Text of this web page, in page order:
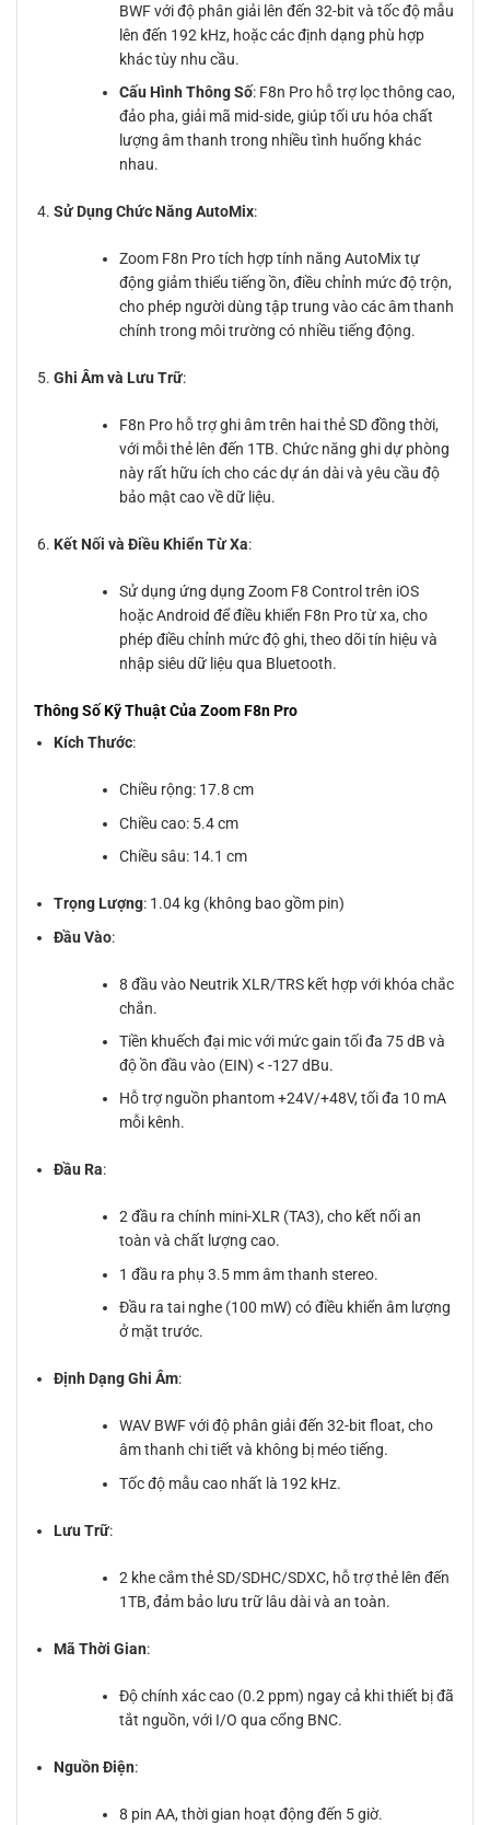
BWF với độ phân giải lên đến 32-bit và tốc độ mẫu
lên đến 192 kHz, hoặc các định dạng phù hợp
khác tùy nhu cầu.
Cấu Hình Thông Số: F8n Pro hỗ trợ lọc thông cao,
đảo pha, giải mã mid-side, giúp tối ưu hóa chất
lượng âm thanh trong nhiều tình huống khác
nhau.
Sử Dụng Chức Năng AutoMix:
Zoom F8n Pro tích hợp tính năng AutoMix tự
động giảm thiểu tiếng ồn, điều chỉnh mức độ trộn,
cho phép người dùng tập trung vào các âm thanh
chính trong môi trường có nhiều tiếng động.
Ghi Âm và Lưu Trữ:
F8n Pro hỗ trợ ghi âm trên hai thẻ SD đồng thời,
với mỗi thẻ lên đến 1TB. Chức năng ghi dự phòng
này rất hữu ích cho các dự án dài và yêu cầu độ
bảo mật cao về dữ liệu.
Kết Nối và Điều Khiển Từ Xa:
Sử dụng ứng dụng Zoom F8 Control trên iOS
hoặc Android để điều khiển F8n Pro từ xa, cho
phép điều chỉnh mức độ ghi, theo dõi tín hiệu và
nhập siêu dữ liệu qua Bluetooth.
Thông Số Kỹ Thuật Của Zoom F8n Pro
Kích Thước:
Chiều rộng: 17.8 cm
Chiều cao: 5.4 cm
Chiều sâu: 14.1 cm
Trọng Lượng: 1.04 kg (không bao gồm pin)
Đầu Vào:
8 đầu vào Neutrik XLR/TRS kết hợp với khóa chắc
chắn.
Tiền khuếch đại mic với mức gain tối đa 75 dB và
độ ồn đầu vào (EIN) < -127 dBu.
Hỗ trợ nguồn phantom +24V/+48V, tối đa 10 mA
mỗi kênh.
Đầu Ra:
2 đầu ra chính mini-XLR (TA3), cho kết nối an
toàn và chất lượng cao.
1 đầu ra phụ 3.5 mm âm thanh stereo.
Đầu ra tai nghe (100 mW) có điều khiển âm lượng
ở mặt trước.
Định Dạng Ghi Âm:
WAV BWF với độ phân giải đến 32-bit float, cho
âm thanh chi tiết và không bị méo tiếng.
Tốc độ mẫu cao nhất là 192 kHz.
Lưu Trữ:
2 khe cắm thẻ SD/SDHC/SDXC, hỗ trợ thẻ lên đến
1TB, đảm bảo lưu trữ lâu dài và an toàn.
Mã Thời Gian:
Độ chính xác cao (0.2 ppm) ngay cả khi thiết bị đã
tắt nguồn, với I/O qua cổng BNC.
Nguồn Điện:
8 pin AA, thời gian hoạt động đến 5 giờ.